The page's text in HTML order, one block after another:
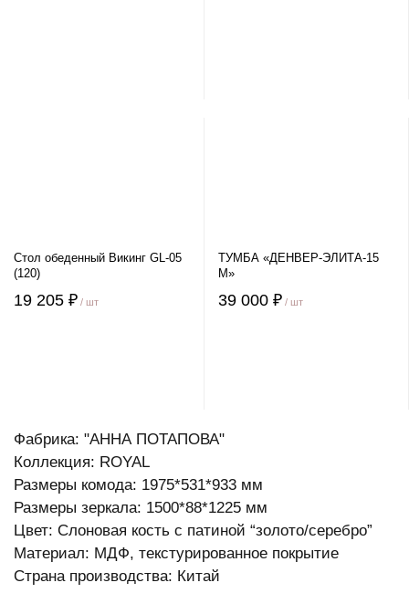
Стол обеденный Викинг GL-05
(120)
19 205 ₽ / шт
ТУМБА «ДЕНВЕР-ЭЛИТА-15
М»
39 000 ₽ / шт
Фабрика: "АННА ПОТАПОВА"
Коллекция: ROYAL
Размеры комода: 1975*531*933 мм
Размеры зеркала: 1500*88*1225 мм
Цвет: Слоновая кость с патиной “золото/серебро”
Материал: МДФ, текстурированное покрытие
Страна производства: Китай